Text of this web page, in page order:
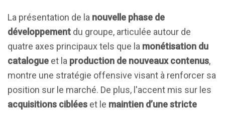
La présentation de la nouvelle phase de
développement du groupe, articulée autour de
quatre axes principaux tels que la monétisation du
catalogue et la production de nouveaux contenus,
montre une stratégie offensive visant à renforcer sa
position sur le marché. De plus, l'accent mis sur les
acquisitions ciblées et le maintien d’une stricte